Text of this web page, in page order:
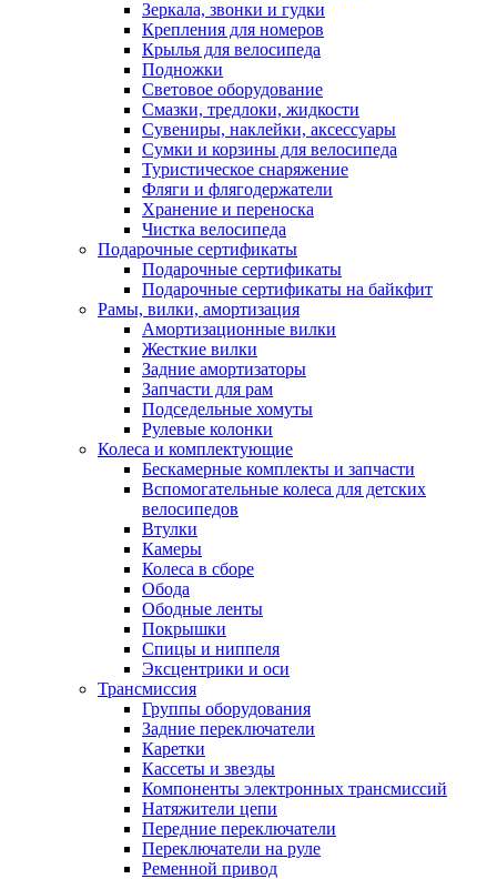
Зеркала, звонки и гудки
Крепления для номеров
Крылья для велосипеда
Подножки
Световое оборудование
Смазки, тредлоки, жидкости
Сувениры, наклейки, аксессуары
Сумки и корзины для велосипеда
Туристическое снаряжение
Фляги и флягодержатели
Хранение и переноска
Чистка велосипеда
Подарочные сертификаты
Подарочные сертификаты
Подарочные сертификаты на байкфит
Рамы, вилки, амортизация
Амортизационные вилки
Жесткие вилки
Задние амортизаторы
Запчасти для рам
Подседельные хомуты
Рулевые колонки
Колеса и комплектующие
Бескамерные комплекты и запчасти
Вспомогательные колеса для детских
велосипедов
Втулки
Камеры
Колеса в сборе
Обода
Ободные ленты
Покрышки
Спицы и ниппеля
Эксцентрики и оси
Трансмиссия
Группы оборудования
Задние переключатели
Каретки
Кассеты и звезды
Компоненты электронных трансмиссий
Натяжители цепи
Передние переключатели
Переключатели на руле
Ременной привод